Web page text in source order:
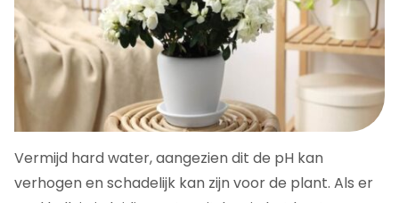
Vermijd hard water, aangezien dit de pH kan
verhogen en schadelijk kan zijn voor de plant. Als er